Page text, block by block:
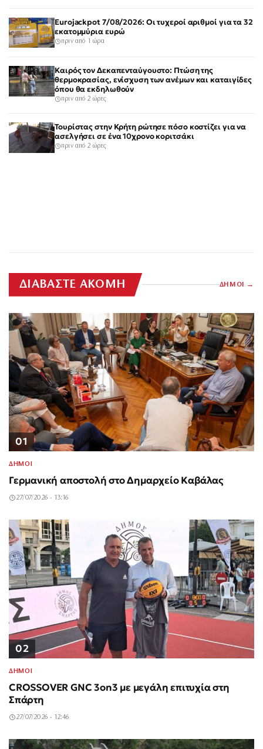
Eurojackpot 7/08/2026: Οι τυχεροί αριθμοί για τα 32
εκατομμύρια ευρώ
πριν από 1 ώρα
Καιρός τον Δεκαπενταύγουστο: Πτώση της
θερμοκρασίας, ενίσχυση των ανέμων και καταιγίδες
όπου θα εκδηλωθούν
πριν από 2 ώρες
Τουρίστας στην Κρήτη ρώτησε πόσο κοστίζει για να
ασελγήσει σε ένα 10χρονο κοριτσάκι
πριν από 2 ώρες
ΔΙΑΒΑΣΤΕ ΑΚΟΜΗ ΔΗΜΟΙ
01
ΔΗΜΟΙ
Γερμανική αποστολή στο Δημαρχείο Καβάλας
27/07/2026 - 13:16
02
ΔΗΜΟΙ
CROSSOVER GNC 3on3 με μεγάλη επιτυχία στη
Σπάρτη
27/07/2026 - 12:46